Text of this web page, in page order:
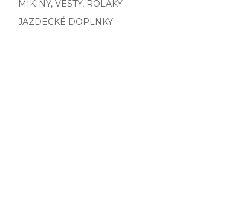
MIKINY, VESTY, ROLÁKY
JAZDECKÉ DOPLNKY